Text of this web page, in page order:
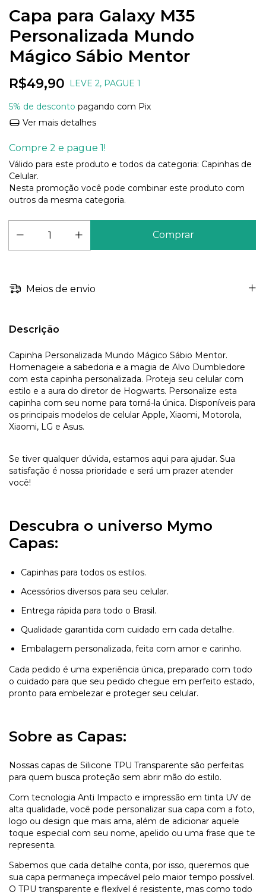
Capa para Galaxy M35
Personalizada Mundo
Mágico Sábio Mentor
R$49,90 LEVE 2, PAGUE 1
5% de desconto pagando com Pix
Ver mais detalhes
Compre 2 e pague 1!
Válido para este produto e todos da categoria: Capinhas de
Celular.
Nesta promoção você pode combinar este produto com
outros da mesma categoria.
Meios de envio
Descrição
Capinha Personalizada Mundo Mágico Sábio Mentor.
Homenageie a sabedoria e a magia de Alvo Dumbledore
com esta capinha personalizada. Proteja seu celular com
estilo e a aura do diretor de Hogwarts. Personalize esta
capinha com seu nome para torná-la única. Disponíveis para
os principais modelos de celular Apple, Xiaomi, Motorola,
Xiaomi, LG e Asus.
Se tiver qualquer dúvida, estamos aqui para ajudar. Sua
satisfação é nossa prioridade e será um prazer atender
você!
Descubra o universo Mymo
Capas:
Capinhas para todos os estilos.
Acessórios diversos para seu celular.
Entrega rápida para todo o Brasil.
Qualidade garantida com cuidado em cada detalhe.
Embalagem personalizada, feita com amor e carinho.
Cada pedido é uma experiência única, preparado com todo
o cuidado para que seu pedido chegue em perfeito estado,
pronto para embelezar e proteger seu celular.
Sobre as Capas:
Nossas capas de Silicone TPU Transparente são perfeitas
para quem busca proteção sem abrir mão do estilo.
Com tecnologia Anti Impacto e impressão em tinta UV de
alta qualidade, você pode personalizar sua capa com a foto,
logo ou design que mais ama, além de adicionar aquele
toque especial com seu nome, apelido ou uma frase que te
representa.
Sabemos que cada detalhe conta, por isso, queremos que
sua capa permaneça impecável pelo maior tempo possível.
O TPU transparente e flexível é resistente, mas como todo